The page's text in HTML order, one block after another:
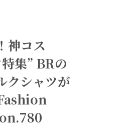
神コス
集” BRの
クシャツが